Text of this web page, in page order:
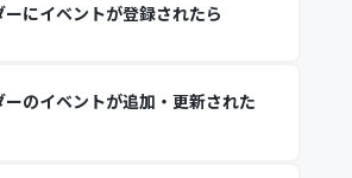
ーにイベントが登録されたら
ーのイベントが追加・更新された